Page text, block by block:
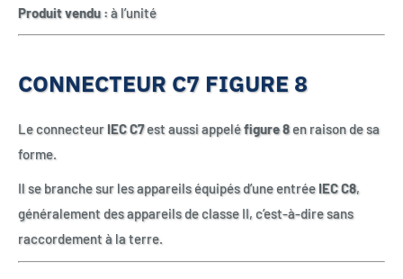
Produit vendu :à l’unité
CONNECTEUR C7 FIGURE 8
Le connecteur IEC C7est aussi appeléfigure 8en raison de sa
forme.
Il se branche sur les appareils équipés d’une entrée IEC C8,
généralement des appareils de classe II, c’est-à-dire sans
raccordement à la terre.